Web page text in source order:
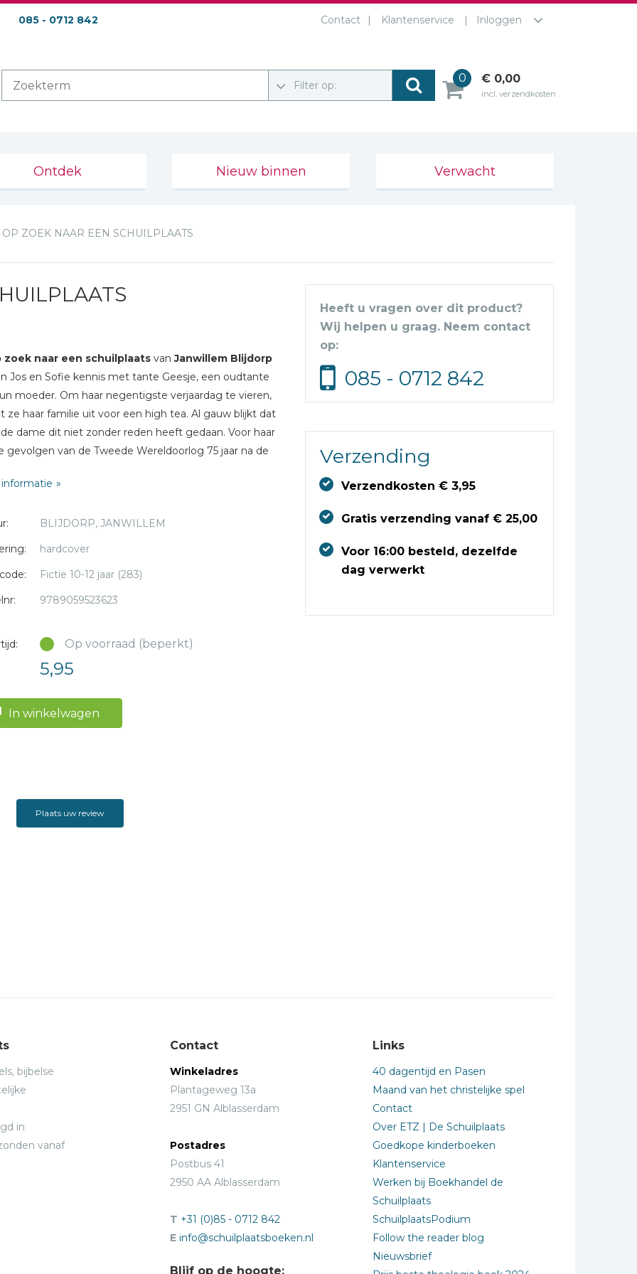
085 - 0712 842 Contact Klantenservice Inloggen
Filter op:
0 € 0,00
incl. verzendkosten
Ontdek Nieuw binnen Verwacht
OP ZOEK NAAR EEN SCHUILPLAATS
zoek naar een schuilplaats vanJanwillem Blijdorp
Jos en Sofie kennis met tante Geesje, een oudtante
moeder. Om haar negentigste verjaardag te vieren,
ze haar familie uit voor een high tea. Al gauw blijkt dat
dame dit niet zonder reden heeft gedaan. Voor haar
gevolgen van de Tweede Wereldoorlog 75 jaar na de
brengen aan een ondergrondse schuilplaats in het
Jos en Sofie leven, voor anderen, zoals Nadja en haar
twee vluchtelingen uit Syrië, niet vanzelf spreekt
12+
BLIJDORP, JANWILLEM
hardcover
Fictie 10-12 jaar (283)
9789059523623
Op voorraad (beperkt)
5,95
In winkelwagen
Heeft u vragen over dit product?
Wij helpen u graag. Neem contact
op:
085 - 0712 842
Verzending
Verzendkosten € 3,95
Gratis verzending vanaf € 25,00
Voor 16:00 besteld, dezelfde
dag verwerkt
Plaats uw review
bijbelse
in
vanaf
Contact
Winkeladres
Plantageweg 13a
2951 GN Alblasserdam
Postadres
Postbus 41
2950 AA Alblasserdam
T +31 (0)85 - 0712 842
E info@schuilplaatsboeken.nl
Blijf op de hoogte:
Links
40 dagentijd en Pasen
Maand van het christelijke spel
Contact
Over ETZ | De Schuilplaats
Goedkope kinderboeken
Klantenservice
Werken bij Boekhandel de
Schuilplaats
SchuilplaatsPodium
Follow the reader blog
Nieuwsbrief